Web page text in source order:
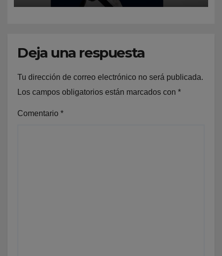
Deja una respuesta
Tu dirección de correo electrónico no será publicada.
Los campos obligatorios están marcados con *
Comentario *